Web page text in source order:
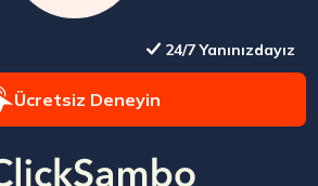
24/7 Yanınızdayız
Ücretsiz Deneyin